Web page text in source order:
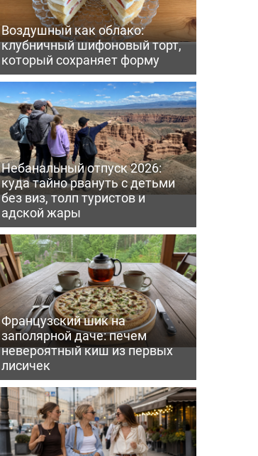
Воздушный как облако:
клубничный шифоновый торт,
который сохраняет форму
Небанальный отпуск 2026:
куда тайно рвануть с детьми
без виз, толп туристов и
адской жары
Французский шик на
заполярной даче: печем
невероятный киш из первых
лисичек